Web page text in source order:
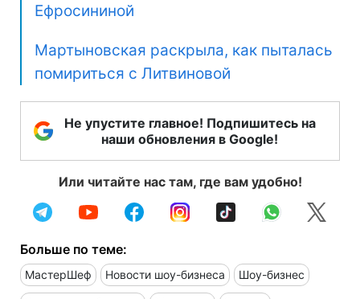
Ефросининой
Мартыновская раскрыла, как пыталась
помириться с Литвиновой
Не упустите главное! Подпишитесь на
наши обновления в Google!
Или читайте нас там, где вам удобно!
Больше по теме:
МастерШеф Новости шоу-бизнеса Шоу-бизнес